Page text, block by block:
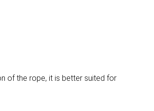
of the rope, it is better suited for